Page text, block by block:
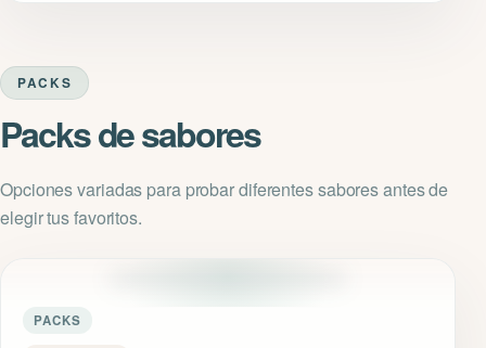
PACKS
Packs de sabores
Opciones variadas para probar diferentes sabores antes de
elegir tus favoritos.
PACKS